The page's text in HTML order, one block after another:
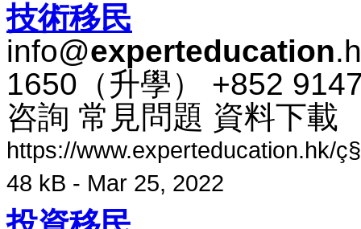
技術​移民
info@experteducation
1650​（​升​學​） +852
咨​詢 常​見​問題 資料​下​載
https://www.experteducation.hk/
48 kB - Mar 25, 2022